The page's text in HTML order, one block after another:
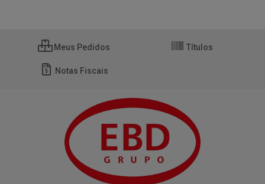
Meus Pedidos Títulos
Notas Fiscais